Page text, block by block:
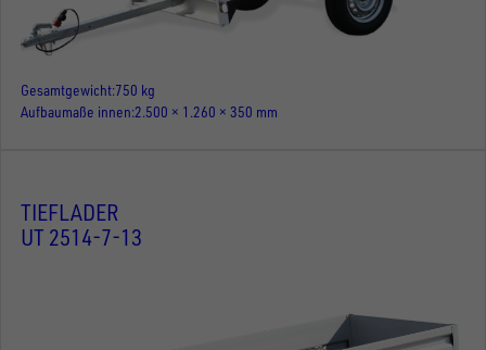
Gesamtgewicht 750 kg
Aufbaumaße innen 2.500 × 1.260 × 350 mm
TIEFLADER
UT 2514-7-13